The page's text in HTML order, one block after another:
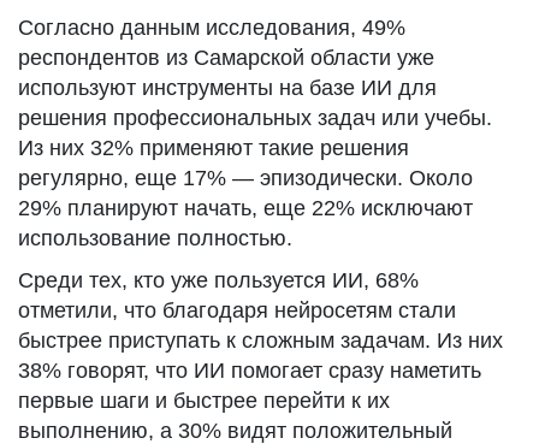
Согласно данным исследования, 49%
респондентов из Самарской области уже
используют инструменты на базе ИИ для
решения профессиональных задач или учебы.
Из них 32% применяют такие решения
регулярно, еще 17% — эпизодически. Около
29% планируют начать, еще 22% исключают
использование полностью.
Среди тех, кто уже пользуется ИИ, 68%
отметили, что благодаря нейросетям стали
быстрее приступать к сложным задачам. Из них
38% говорят, что ИИ помогает сразу наметить
первые шаги и быстрее перейти к их
выполнению, а 30% видят положительный